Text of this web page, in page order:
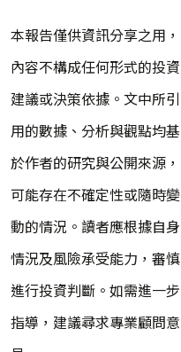
本報告僅供資訊分享之用，
內容不構成任何形式的投資
建議或決策依據。文中所引
用的數據、分析與觀點均基
於作者的研究與公開來源，
可能存在不確定性或隨時變
動的情況。讀者應根據自身
情況及風險承受能力，審慎
進行投資判斷。如需進一步
指導，建議尋求專業顧問意